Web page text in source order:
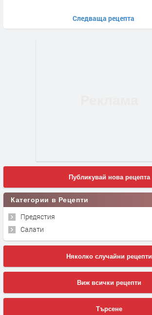
Следваща рецепта
Публикувай нова рецепта
Категории в Рецепти
Предястия
Салати
Няколко случайни рецепти
Виж всички рецепти
Търсене